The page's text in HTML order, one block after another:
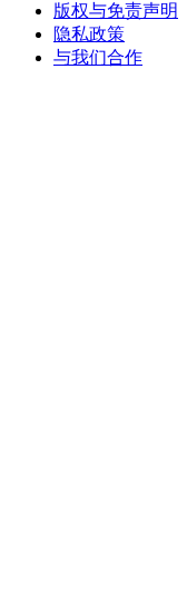
版权与免责声明
隐私政策
与我们合作